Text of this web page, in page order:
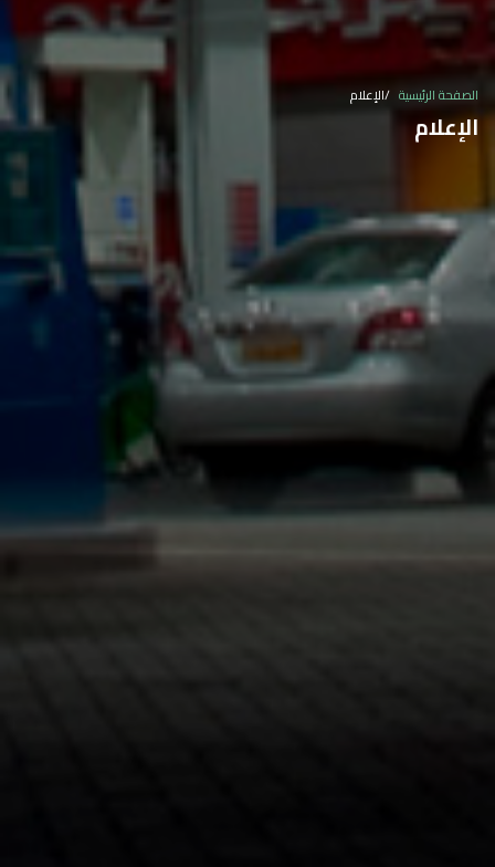
الصفحة الرئيسية الإعلام
الإعلام